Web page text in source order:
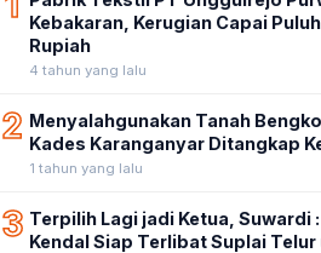
Kebakaran, Kerugian Capai
Rupiah
4 tahun yang lalu
2 Menyalahgunakan Tanah
Kades Karanganyar Ditangkap
1 tahun yang lalu
3 Terpilih Lagi jadi Ketua, Suwardi :
Kendal Siap Terlibat Suplai Telur